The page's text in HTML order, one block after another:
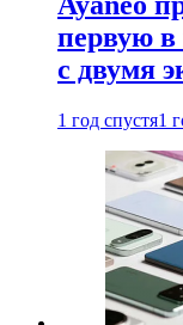
первую
с двумя
1 год спустя1